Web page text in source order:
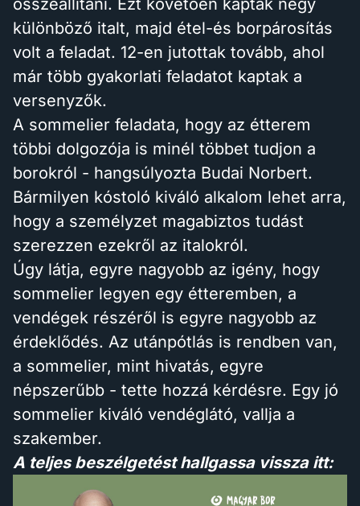
összeállítani. Ezt követően kaptak négy
különböző italt, majd étel-és borpárosítás
volt a feladat. 12-en jutottak tovább, ahol
már több gyakorlati feladatot kaptak a
versenyzők.
A sommelier feladata, hogy az étterem
többi dolgozója is minél többet tudjon a
borokról - hangsúlyozta Budai Norbert.
Bármilyen kóstoló kiváló alkalom lehet arra,
hogy a személyzet magabiztos tudást
szerezzen ezekről az italokról.
Úgy látja, egyre nagyobb az igény, hogy
sommelier legyen egy étteremben, a
vendégek részéről is egyre nagyobb az
érdeklődés. Az utánpótlás is rendben van,
a sommelier, mint hivatás, egyre
népszerűbb - tette hozzá kérdésre. Egy jó
sommelier kiváló vendéglátó, vallja a
szakember.
A teljes beszélgetést hallgassa vissza itt: